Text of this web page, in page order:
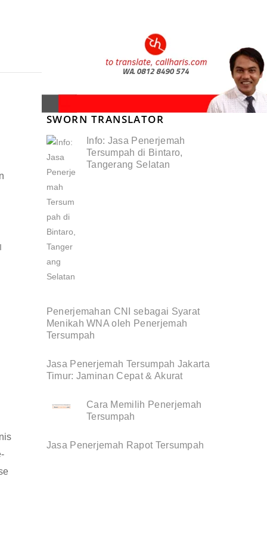
SWORN TRANSLATOR
Info: Jasa Penerjemah
Tersumpah di Bintaro,
Tangerang Selatan
Penerjemahan CNI sebagai Syarat
Menikah WNA oleh Penerjemah
Tersumpah
Jasa Penerjemah Tersumpah Jakarta
Timur: Jaminan Cepat & Akurat
Cara Memilih Penerjemah
Tersumpah
Jasa Penerjemah Rapot Tersumpah